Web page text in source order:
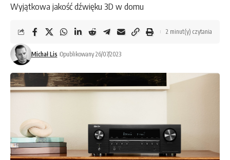
Wyjątkowa jakość dźwięku 3D w domu
Michał Lis Opublikowany 26/07/2023
2 minut(y) czytania